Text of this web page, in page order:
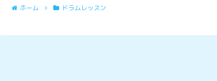
ホーム ドラムレッスン